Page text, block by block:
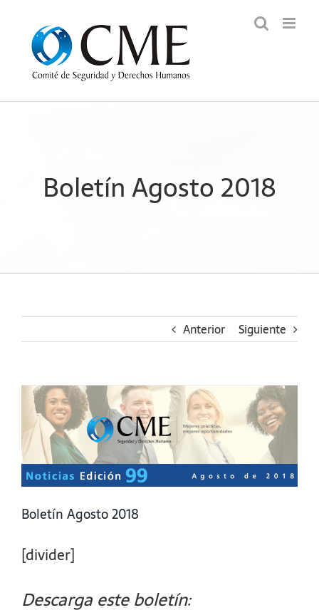
contenido
Boletín Agosto 2018
Anterior Siguiente
Ver
imagen
más
grande
Boletín Agosto 2018
[divider]
Descarga este boletín: